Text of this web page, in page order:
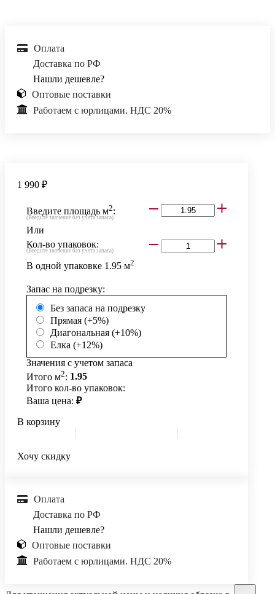
Оплата
Доставка по РФ
Нашли дешевле?
Оптовые поставки
Работаем с юрлицами. НДС 20%
1 990 ₽
Введите площадь м2:
(Введите значение без учета запаса)
Или
Кол-во упаковок:
(Введите значение без учета запаса)
В одной упаковке 1.95 м2
Запас на подрезку:
Без запаса на подрезку
Прямая (+5%)
Диагональная (+10%)
Елка (+12%)
Значения с учетом запаса
Итого м2: 1.95
Итого кол-во упаковок:
Ваша цена: ₽
В корзину
Хочу скидку
Оплата
Доставка по РФ
Нашли дешевле?
Оптовые поставки
Работаем с юрлицами. НДС 20%